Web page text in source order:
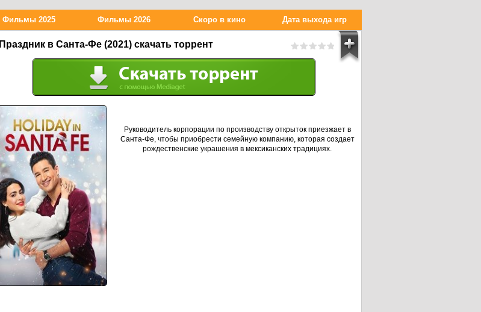
Праздник в Санта-Фе (2021) скачать торрент
Руководитель корпорации по производству открыток приезжает в
Санта-Фе, чтобы приобрести семейную компанию, которая создает
рождественские украшения в мексиканских традициях.
Фильмы 2025 Фильмы 2026 Скоро в кино Дата выхода игр